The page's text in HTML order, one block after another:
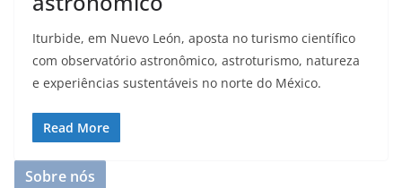
Iturbide, em Nuevo León, aposta no turismo científico
com observatório astronômico, astroturismo, natureza
e experiências sustentáveis no norte do México.
Read More
Sobre nós